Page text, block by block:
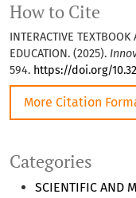
Categories
SCIENTIFIC AND
How to Cite
INTERACTIVE
EDUCATION. (2025).
594. https://doi.org/
More Citation